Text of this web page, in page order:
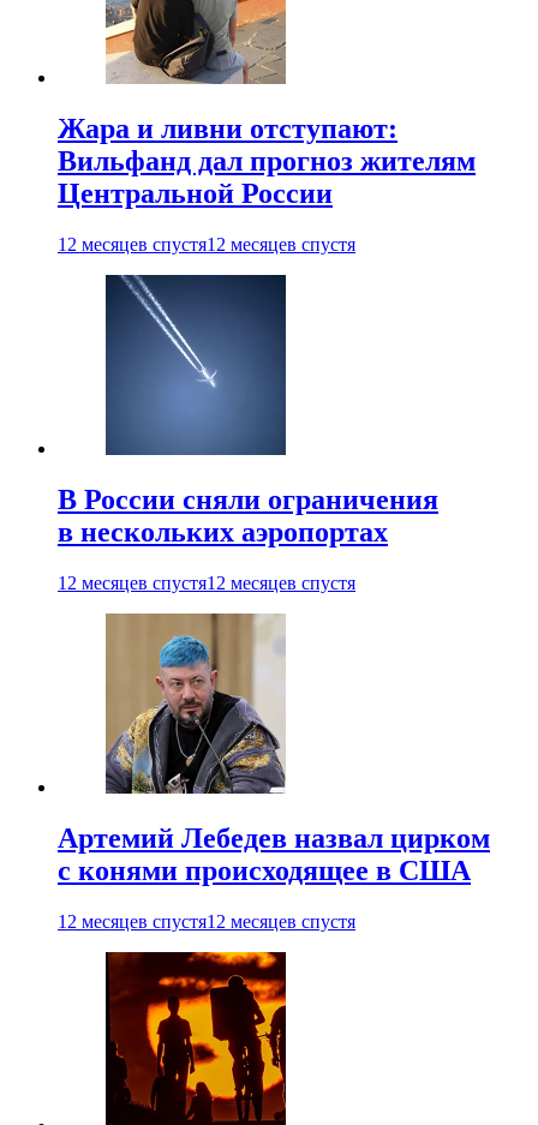
Жара и ливни отступают:
Вильфанд дал прогноз жителям
Центральной России
12 месяцев спустя12 месяцев спустя
В России сняли ограничения
в нескольких аэропортах
12 месяцев спустя12 месяцев спустя
Артемий Лебедев назвал цирком
с конями происходящее в США
12 месяцев спустя12 месяцев спустя